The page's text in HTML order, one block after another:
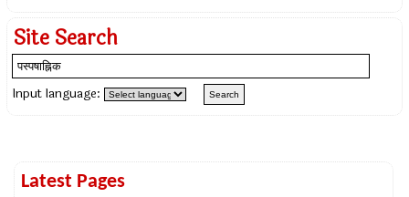
Site Search
Input language:
Latest Pages